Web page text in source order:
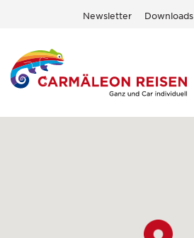
Newsletter Downloads